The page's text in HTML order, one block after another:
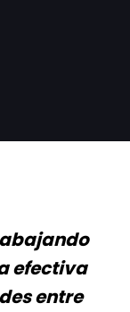
efectiva
entre